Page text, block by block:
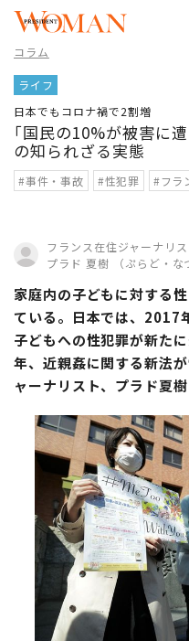
コラム
ライフ
日本でもコロナ禍で2割増
｢国民の10%が被害に
の知られざる実態
#事件・事故 #性犯罪 #フラ
フランス在住ジャーナリス
プラド 夏樹 （ぷらど・な
家庭内の子どもに対する
ている。日本では、2017
子どもへの性犯罪が新た
年、近親姦に関する新法
ャーナリスト、プラド夏樹